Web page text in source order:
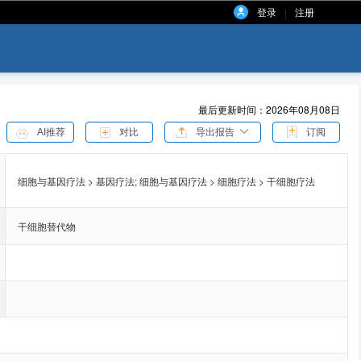
登录 | 注册
最后更新时间：2026年08月08日
AI推荐 对比 导出报告 订阅
细胞与基因疗法 > 基因疗法;细胞与基因疗法 > 细胞疗法 > 干细胞疗法
干细胞替代物